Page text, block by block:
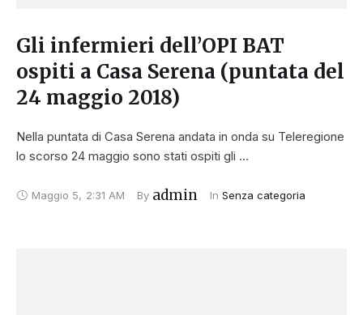
Gli infermieri dell’OPI BAT
ospiti a Casa Serena (puntata del
24 maggio 2018)
Nella puntata di Casa Serena andata in onda su Teleregione
lo scorso 24 maggio sono stati ospiti gli …
Maggio 5, 2:31 AM By admin In Senza categoria